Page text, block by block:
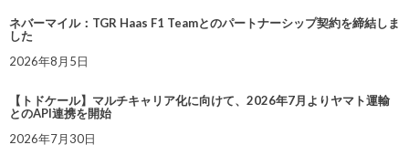
ネバーマイル：TGR Haas F1 Teamとのパートナーシップ契約を締結しま
した
2026年8月5日
【トドケール】マルチキャリア化に向けて、2026年7月よりヤマト運輸
とのAPI連携を開始
2026年7月30日